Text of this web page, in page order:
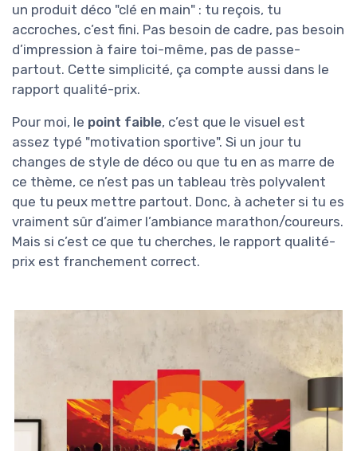
un produit déco "clé en main" : tu reçois, tu
accroches, c’est fini. Pas besoin de cadre, pas besoin
d’impression à faire toi-même, pas de passe-
partout. Cette simplicité, ça compte aussi dans le
rapport qualité-prix.
Pour moi, le point faible, c’est que le visuel est
assez typé "motivation sportive". Si un jour tu
changes de style de déco ou que tu en as marre de
ce thème, ce n’est pas un tableau très polyvalent
que tu peux mettre partout. Donc, à acheter si tu es
vraiment sûr d’aimer l’ambiance marathon/coureurs.
Mais si c’est ce que tu cherches, le rapport qualité-
prix est franchement correct.